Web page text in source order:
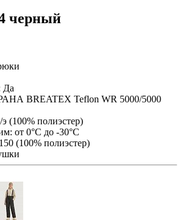
черный
Да
BREATEX Teflon WR 5000/5000
(100% полиэстер)
от 0°С до -30°С
(100% полиэстер)